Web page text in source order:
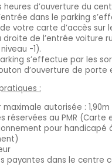
heures d’ouverture du
dans le parking
votre carte d’accès sur
de l’entrée voiture
-1).
s’effectue par les
d’ouverture de porte
:
maximale autorisée : 1,90m
réservées au PMR (Carte
pour handicapé
payantes dans le centre